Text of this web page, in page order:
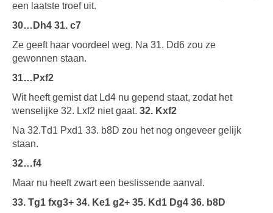
een laatste troef uit.
30…Dh4 31. c7
Ze geeft haar voordeel weg. Na 31. Dd6 zou ze
gewonnen staan.
31…Pxf2
Wit heeft gemist dat Ld4 nu gepend staat, zodat het
wenselijke 32. Lxf2 niet gaat. 32. Kxf2
Na 32.Td1 Pxd1 33. b8D zou het nog ongeveer gelijk
staan.
32…f4
Maar nu heeft zwart een beslissende aanval.
33. Tg1 fxg3+ 34. Ke1 g2+ 35. Kd1 Dg4 36. b8D